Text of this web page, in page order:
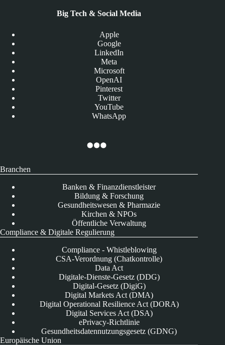
Big Tech & Social Media
Apple
Google
LinkedIn
Meta
Microsoft
OpenAI
Pinterest
Twitter
YouTube
WhatsApp
Branchen
Banken & Finanzdienstleister
Bildung & Forschung
Gesundheitswesen & Pharmazie
Kirchen & NPOs
Öffentliche Verwaltung
Compliance & Digitale Regulierung
Compliance - Whistleblowing
CSA-Verordnung (Chatkontrolle)
Data Act
Digitale-Dienste-Gesetz (DDG)
Digital-Gesetz (DigiG)
Digital Markets Act (DMA)
Digital Operational Resilience Act (DORA)
Digital Services Act (DSA)
ePrivacy-Richtlinie
Gesundheitsdatennutzungsgesetz (GDNG)
Europäische Union